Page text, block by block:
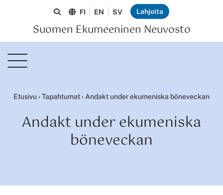
Suomen Ekumeeninen Neuvosto
FI EN SV Lahjoita
Etusivu ›Tapahtumat › Andakt under ekumeniska böneveckan
Andakt under ekumeniska
böneveckan